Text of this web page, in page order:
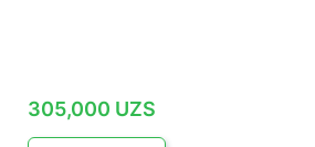
305,000 UZS